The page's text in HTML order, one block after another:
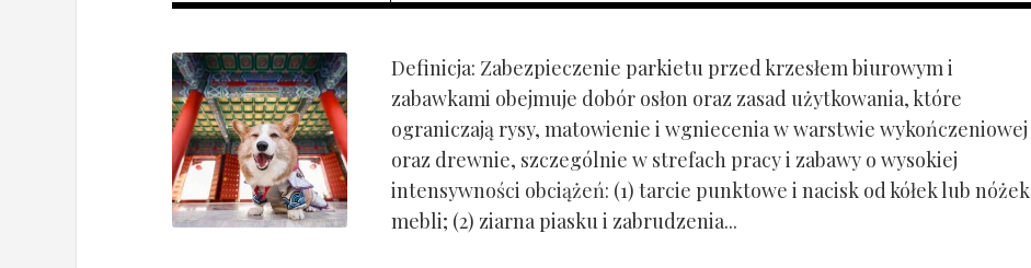
Definicja: Zabezpieczenie parkietu przed krzesłem biurowym i
zabawkami obejmuje dobór osłon oraz zasad użytkowania, które
ograniczają rysy, matowienie i wgniecenia w warstwie wykończeniowej
oraz drewnie, szczególnie w strefach pracy i zabawy o wysokiej
intensywności obciążeń: (1) tarcie punktowe i nacisk od kółek lub nóżek
mebli; (2) ziarna piasku i zabrudzenia...